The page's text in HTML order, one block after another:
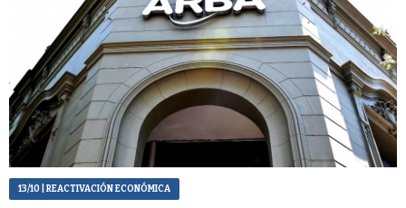
13/10 | REACTIVACIÓN ECONÓMICA